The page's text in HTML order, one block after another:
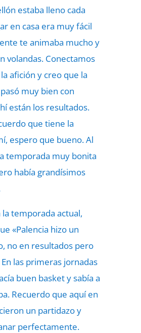
estaba lleno cada
en casa era muy fácil
te animaba mucho y
volandas. Conectamos
afición y creo que la
muy bien con
están los resultados.
que tiene la
espero que bueno. Al
temporada muy bonita
había grandísimos
la temporada actual,
«Palencia hizo un
no en resultados pero
las primeras jornadas
buen basket y sabía a
Recuerdo que aquí en
un partidazo y
perfectamente.